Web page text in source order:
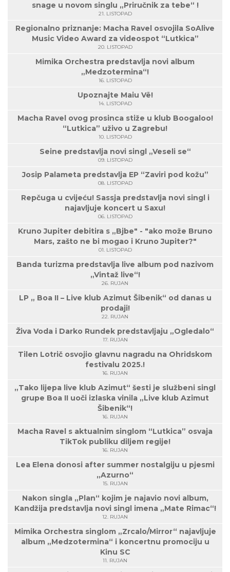
snage u novom singlu „Priručnik za tebe“ !
21. LISTOPAD
Regionalno priznanje: Macha Ravel osvojila SoAlive
Music Video Award za videospot “Lutkica”
20. LISTOPAD
Mimika Orchestra predstavlja novi album
„Medzotermina“!
16. LISTOPAD
Upoznajte Maiu Vë!
14. LISTOPAD
Macha Ravel ovog prosinca stiže u klub Boogaloo!
“Lutkica” uživo u Zagrebu!
10. LISTOPAD
Seine predstavlja novi singl „Veseli se“
09. LISTOPAD
Josip Palameta predstavlja EP “Zaviri pod kožu”
08. LISTOPAD
Repčuga u cvijeću! Sassja predstavlja novi singl i
najavljuje koncert u Saxu!
06. LISTOPAD
Kruno Jupiter debitira s „Bjbe" - "ako može Bruno
Mars, zašto ne bi mogao i Kruno Jupiter?"
01. LISTOPAD
Banda turizma predstavlja live album pod nazivom
„Vintaž live“!
26. RUJAN
LP „ Boa II – Live klub Azimut Šibenik“ od danas u
prodaji!
22. RUJAN
Živa Voda i Darko Rundek predstavljaju „Ogledalo“
17. RUJAN
Tilen Lotrič osvojio glavnu nagradu na Ohridskom
festivalu 2025.!
16. RUJAN
„Tako lijepa live klub Azimut“ šesti je službeni singl
grupe Boa II uoči izlaska vinila „Live klub Azimut
Šibenik“!
16. RUJAN
Macha Ravel s aktualnim singlom “Lutkica” osvaja
TikTok publiku diljem regije!
16. RUJAN
Lea Elena donosi after summer nostalgiju u pjesmi
„Azurno“
15. RUJAN
Nakon singla „Plan“ kojim je najavio novi album,
Kandžija predstavlja novi singl imena „Mate Rimac“!
12. RUJAN
Mimika Orchestra singlom „Zrcalo/Mirror“ najavljuje
album „Medzotermina“ i koncertnu promociju u
Kinu SC
11. RUJAN